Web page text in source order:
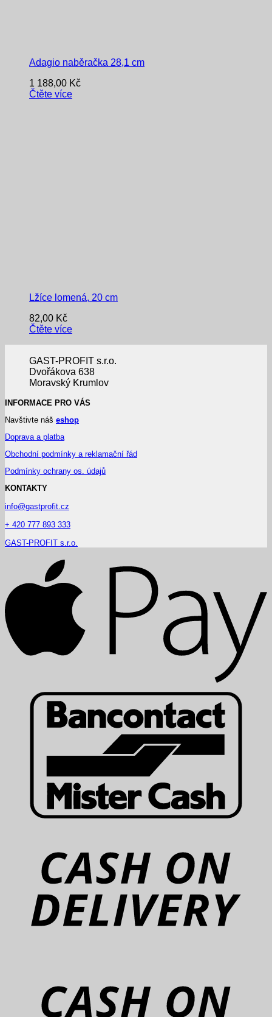
Adagio naběračka 28,1 cm
1 188,00 Kč
Čtěte více
Lžíce lomená, 20 cm
82,00 Kč
Čtěte více
GAST-PROFIT s.r.o.
Dvořákova 638
Moravský Krumlov
INFORMACE PRO VÁS
Navštivte náš eshop
Doprava a platba
Obchodní podmínky a reklamační řád
Podmínky ochrany os. údajů
KONTAKTY
info@gastprofit.cz
+ 420 777 893 333
GAST-PROFIT s.r.o.